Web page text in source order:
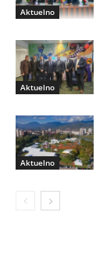
Aktuelno
Aktuelno
Aktuelno